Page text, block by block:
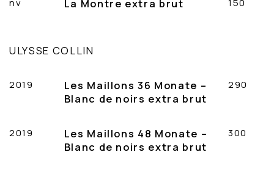
nv La Montre extra brut 150
ULYSSE COLLIN
2019
Les Maillons 36 Monate –
Blanc de noirs extra brut
290
2019
Les Maillons 48 Monate –
Blanc de noirs extra brut
300